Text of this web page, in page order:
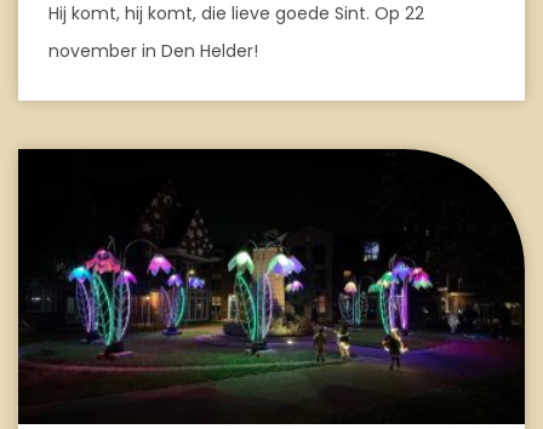
Hij komt, hij komt, die lieve goede Sint. Op 22
november in Den Helder!